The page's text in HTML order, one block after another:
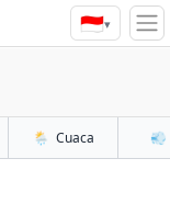
🇮🇩▾
🌦️ Cuaca 💨